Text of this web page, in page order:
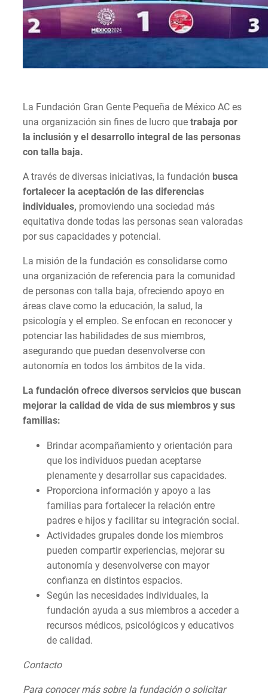
La Fundación Gran Gente Pequeña de México AC es
una organización sin fines de lucro que trabaja por
la inclusión y el desarrollo integral de las personas
con talla baja.
A través de diversas iniciativas, la fundación busca
fortalecer la aceptación de las diferencias
individuales, promoviendo una sociedad más
equitativa donde todas las personas sean valoradas
por sus capacidades y potencial.
La misión de la fundación es consolidarse como
una organización de referencia para la comunidad
de personas con talla baja, ofreciendo apoyo en
áreas clave como la educación, la salud, la
psicología y el empleo. Se enfocan en reconocer y
potenciar las habilidades de sus miembros,
asegurando que puedan desenvolverse con
autonomía en todos los ámbitos de la vida.
La fundación ofrece diversos servicios que buscan
mejorar la calidad de vida de sus miembros y sus
familias:
Brindar acompañamiento y orientación para
que los individuos puedan aceptarse
plenamente y desarrollar sus capacidades.
Proporciona información y apoyo a las
familias para fortalecer la relación entre
padres e hijos y facilitar su integración social.
Actividades grupales donde los miembros
pueden compartir experiencias, mejorar su
autonomía y desenvolverse con mayor
confianza en distintos espacios.
Según las necesidades individuales, la
fundación ayuda a sus miembros a acceder a
recursos médicos, psicológicos y educativos
de calidad.
Contacto
Para conocer más sobre la fundación o solicitar